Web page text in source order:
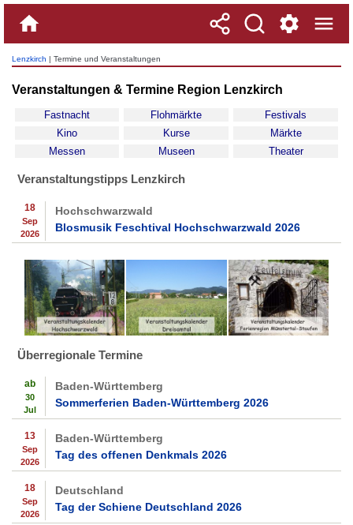
Lenzkirch | Termine und Veranstaltungen
Veranstaltungen & Termine Region Lenzkirch
Fastnacht Flohmärkte
Festivals
Kino
Kurse
Märkte
Messen
Museen Theater
Veranstaltungstipps Lenzkirch
18
Sep
2026
Hochschwarzwald
Blosmusik Feschtival Hochschwarzwald 2026
Überregionale Termine
ab
30
Jul
Baden-Württemberg
Sommerferien Baden-Württemberg 2026
13
Sep
2026
Baden-Württemberg
Tag des offenen Denkmals 2026
18
Sep
2026
Deutschland
Tag der Schiene Deutschland 2026